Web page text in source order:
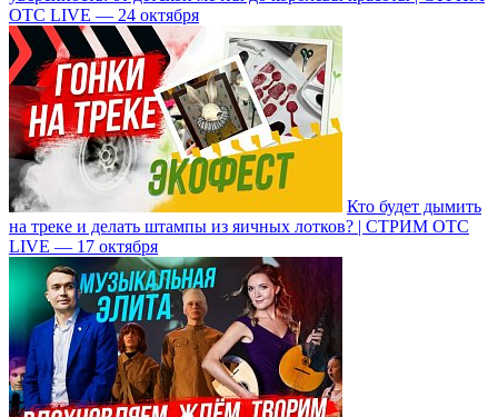
ОТС LIVE — 24 октября
Кто будет дымить
на треке и делать штампы из яичных лотков? | СТРИМ ОТС
LIVE — 17 октября